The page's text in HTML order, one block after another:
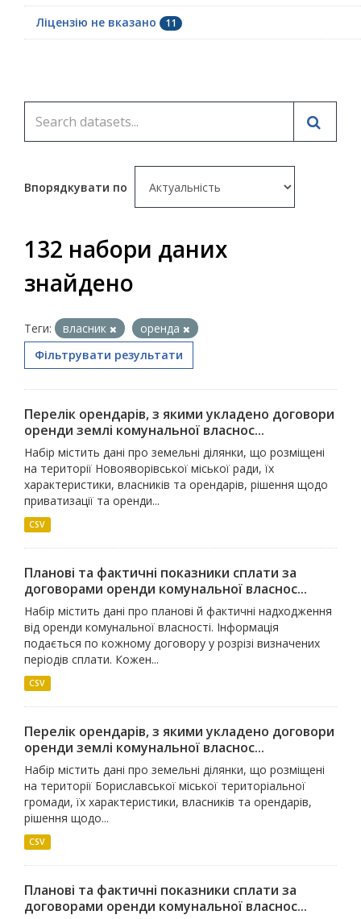
Ліцензію не вказано 11
Впорядкувати по
132 набори даних
знайдено
Теги: власник
оренда
Фільтрувати результати
Перелік орендарів, з якими укладено договори
оренди землі комунальної власнос...
Набір містить дані про земельні ділянки, що розміщені
на території Новояворівської міської ради, їх
характеристики, власників та орендарів, рішення щодо
приватизації та оренди...
CSV
Планові та фактичні показники сплати за
договорами оренди комунальної власнос...
Набір містить дані про планові й фактичні надходження
від оренди комунальної власності. Інформація
подається по кожному договору у розрізі визначених
періодів сплати. Кожен...
CSV
Перелік орендарів, з якими укладено договори
оренди землі комунальної власнос...
Набір містить дані про земельні ділянки, що розміщені
на території Бориславської міської територіальної
громади, їх характеристики, власників та орендарів,
рішення щодо...
CSV
Планові та фактичні показники сплати за
договорами оренди комунальної власнос...